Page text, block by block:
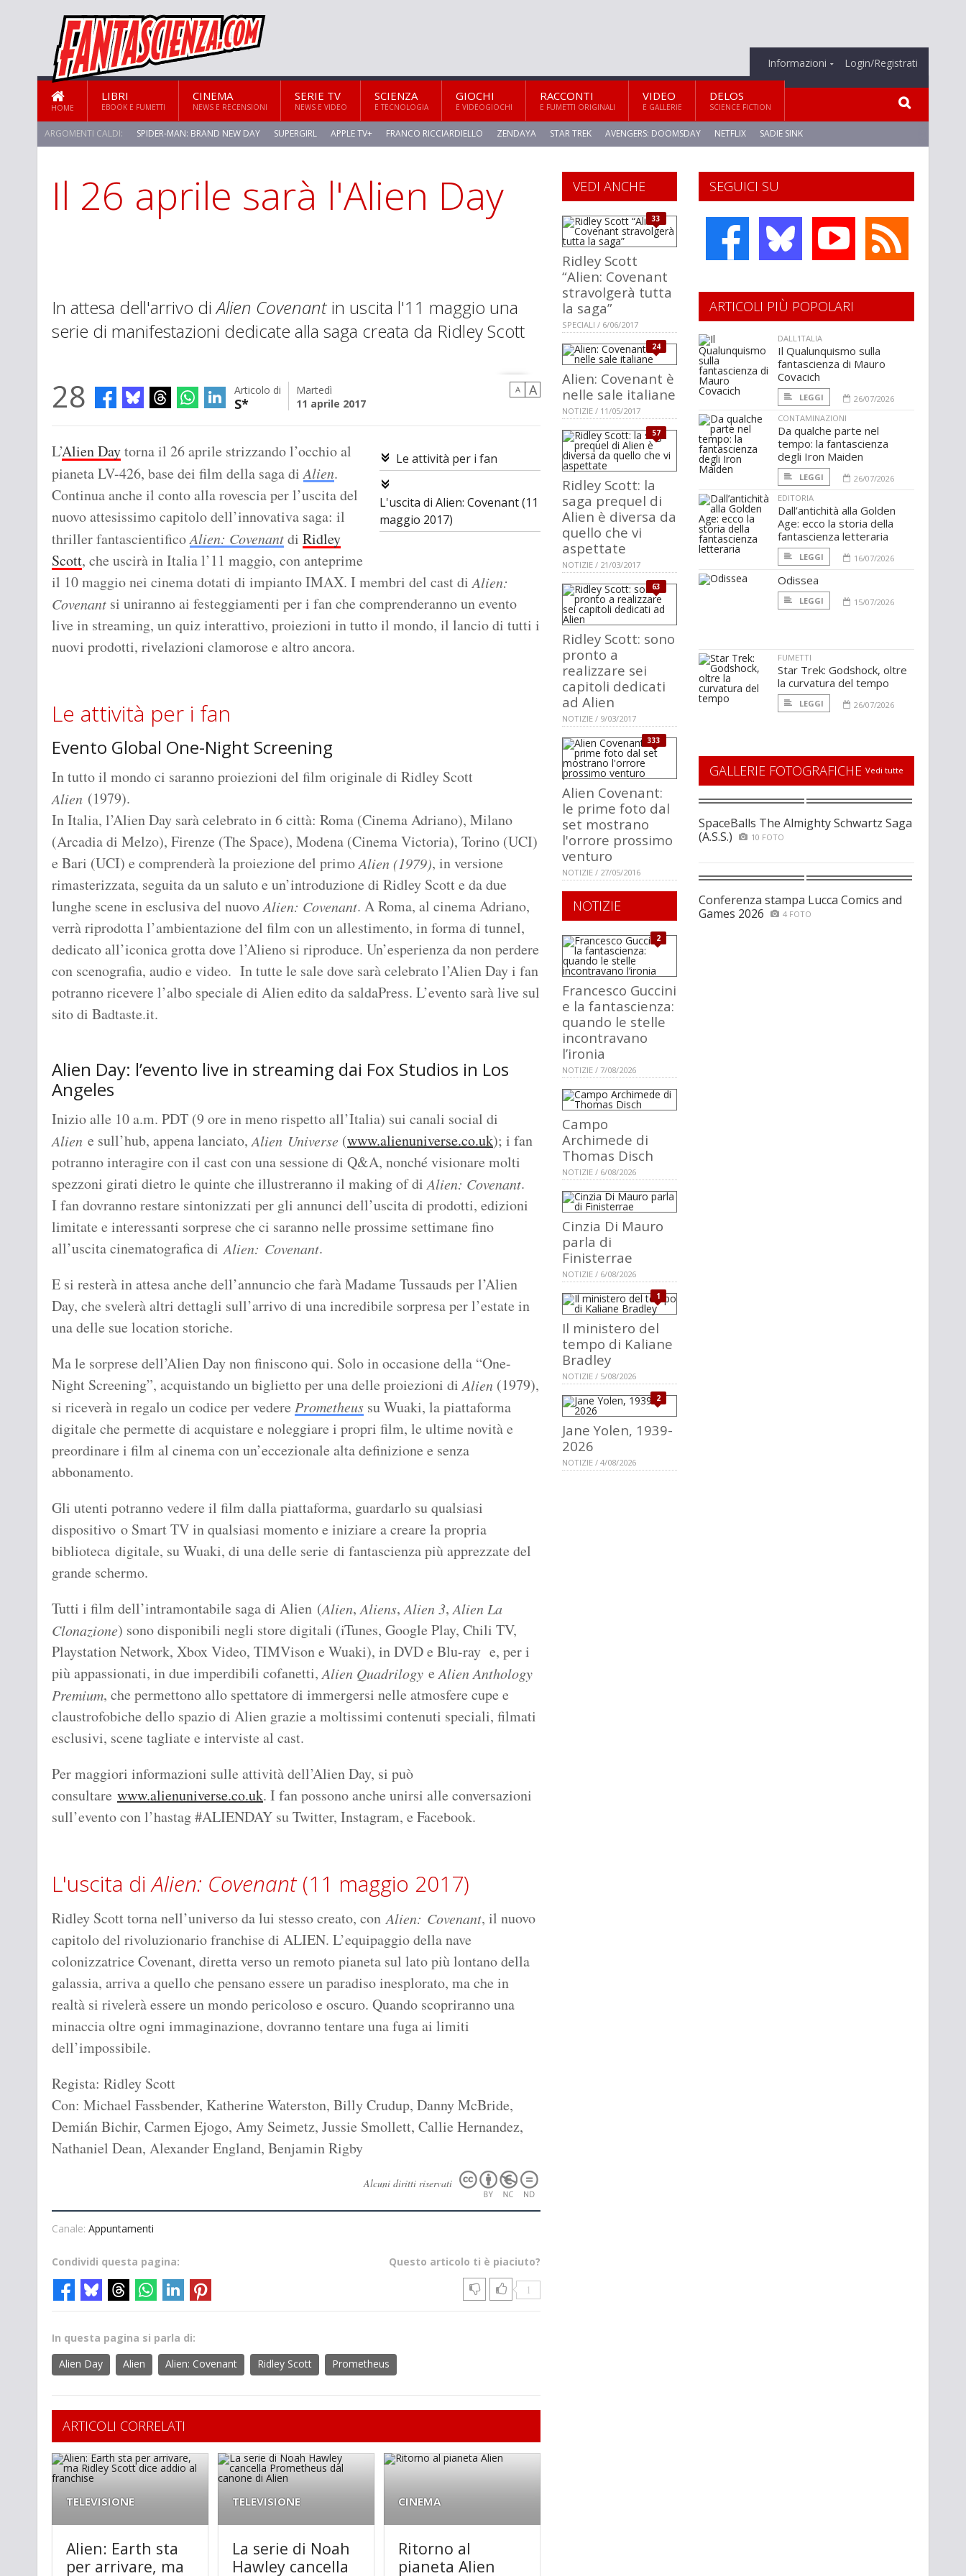
Informazioni Login/Registrati
HOME
LIBRI
EBOOK E FUMETTI
CINEMA
NEWS E RECENSIONI
SERIE TV
NEWS E VIDEO
SCIENZA
E TECNOLOGIA
GIOCHI
E VIDEOGIOCHI
RACCONTI
E FUMETTI ORIGINALI
VIDEO
E GALLERIE
DELOS
SCIENCE FICTION
ARGOMENTI CALDI: SPIDER-MAN: BRAND NEW DAY SUPERGIRL APPLE TV+ FRANCO RICCIARDIELLO ZENDAYA STAR TREK AVENGERS: DOOMSDAY NETFLIX SADIE SINK
STAR TREK: STRANGE NEW WORLDS
Il 26 aprile sarà l'Alien Day
In attesa dell'arrivo diAlien Covenantin uscita l'11 maggio una
serie di manifestazioni dedicate alla saga creata da Ridley Scott
28 Articolo di
S*
Martedì
11 aprile 2017
A A
Le attività per i fan
L'uscita di Alien: Covenant (11
maggio 2017)
L’Alien Daytorna il 26 aprile strizzando l’occhio al
pianeta LV-426, base dei film della saga diAlien.
Continua anche il conto alla rovescia per l’uscita del
nuovo attesissimo capitolo dell’innovativa saga: il
thriller fantascientificoAlien: Covenantdi Ridley
Scott, che uscirà in Italia l’11 maggio, con anteprime
il 10 maggio nei cinema dotati di impianto IMAX. I membri del cast di Alien:
Covenant si uniranno ai festeggiamenti per i fan che comprenderanno un evento
live in streaming, un quiz interattivo, proiezioni in tutto il mondo, il lancio di tutti i
nuovi prodotti, rivelazioni clamorose e altro ancora.
Le attività per i fan
Evento Global One-Night Screening
In tutto il mondo ci saranno proiezioni del film originale di Ridley Scott
Alien (1979).
In Italia, l’Alien Day sarà celebrato in 6 città: Roma (Cinema Adriano), Milano
(Arcadia di Melzo), Firenze (The Space), Modena (Cinema Victoria), Torino (UCI)
e Bari (UCI) e comprenderà la proiezione del primoAlien (1979), in versione
rimasterizzata, seguita da un saluto e un’introduzione di Ridley Scott e da due
lunghe scene in esclusiva del nuovoAlien: Covenant. A Roma, al cinema Adriano,
verrà riprodotta l’ambientazione del film con un allestimento, in forma di tunnel,
dedicato all’iconica grotta dove l’Alieno si riproduce. Un’esperienza da non perdere
con scenografia, audio e video. In tutte le sale dove sarà celebrato l’Alien Day i fan
potranno ricevere l’albo speciale di Alien edito da saldaPress. L’evento sarà live sul
sito di Badtaste.it.
Alien Day: l’evento live in streaming dai Fox Studios in Los
Angeles
Inizio alle 10 a.m. PDT (9 ore in meno rispetto all’Italia) sui canali social di
Alien e sull’hub, appena lanciato, Alien Universe (www.alienuniverse.co.uk); i fan
potranno interagire con il cast con una sessione di Q&A, nonché visionare molti
spezzoni girati dietro le quinte che illustreranno il making of di Alien: Covenant.
I fan dovranno restare sintonizzati per gli annunci dell’uscita di prodotti, edizioni
limitate e interessanti sorprese che ci saranno nelle prossime settimane fino
all’uscita cinematografica di Alien: Covenant.
E si resterà in attesa anche dell’annuncio che farà Madame Tussauds per l’Alien
Day, che svelerà altri dettagli sull’arrivo di una incredibile sorpresa per l’estate in
una delle sue location storiche.
Ma le sorprese dell’Alien Day non finiscono qui. Solo in occasione della “One-
Night Screening”, acquistando un biglietto per una delle proiezioni di Alien (1979),
si riceverà in regalo un codice per vedere Prometheus su Wuaki, la piattaforma
digitale che permette di acquistare e noleggiare i propri film, le ultime novità e
preordinare i film al cinema con un’eccezionale alta definizione e senza
abbonamento.
Gli utenti potranno vedere il film dalla piattaforma, guardarlo su qualsiasi
dispositivo o Smart TV in qualsiasi momento e iniziare a creare la propria
biblioteca digitale, su Wuaki, di una delle serie di fantascienza più apprezzate del
grande schermo.
Tutti i film dell’intramontabile saga di Alien (Alien, Aliens, Alien 3, Alien La
Clonazione) sono disponibili negli store digitali (iTunes, Google Play, Chili TV,
Playstation Network, Xbox Video, TIMVison e Wuaki), in DVD e Blu-ray e, per i
più appassionati, in due imperdibili cofanetti, Alien Quadrilogy e Alien Anthology
Premium, che permettono allo spettatore di immergersi nelle atmosfere cupe e
claustrofobiche dello spazio di Alien grazie a moltissimi contenuti speciali, filmati
esclusivi, scene tagliate e interviste al cast.
Per maggiori informazioni sulle attività dell’Alien Day, si può
consultare www.alienuniverse.co.uk. I fan possono anche unirsi alle conversazioni
sull’evento con l’hastag #ALIENDAY su Twitter, Instagram, e Facebook.
L'uscita diAlien: Covenant(11 maggio 2017)
Ridley Scott torna nell’universo da lui stesso creato, con Alien: Covenant, il nuovo
capitolo del rivoluzionario franchise di ALIEN. L’equipaggio della nave
colonizzatrice Covenant, diretta verso un remoto pianeta sul lato più lontano della
galassia, arriva a quello che pensano essere un paradiso inesplorato, ma che in
realtà si rivelerà essere un mondo pericoloso e oscuro. Quando scopriranno una
minaccia oltre ogni immaginazione, dovranno tentare una fuga ai limiti
dell’impossibile.
Regista: Ridley Scott
Con: Michael Fassbender, Katherine Waterston, Billy Crudup, Danny McBride,
Demián Bichir, Carmen Ejogo, Amy Seimetz, Jussie Smollett, Callie Hernandez,
Nathaniel Dean, Alexander England, Benjamin Rigby
Alcuni diritti riservati
Canale: Appuntamenti
Questo articolo ti è piaciuto?
1
Condividi questa pagina:
In questa pagina si parla di:
Alien Day
Alien Alien: Covenant Ridley Scott Prometheus
ARTICOLI CORRELATI
TELEVISIONE
Alien: Earth sta
per arrivare, ma
TELEVISIONE
La serie di Noah
Hawley cancella
CINEMA
Ritorno al
pianeta Alien
SEGUICI SU
VEDI ANCHE
33
Ridley Scott
“Alien: Covenant
stravolgerà tutta
la saga”
SPECIALI / 6/06/2017
24
Alien: Covenant è
nelle sale italiane
NOTIZIE / 11/05/2017
57
Ridley Scott: la
saga prequel di
Alien è diversa da
quello che vi
aspettate
NOTIZIE / 21/03/2017
63
Ridley Scott: sono
pronto a
realizzare sei
capitoli dedicati
ad Alien
NOTIZIE / 9/03/2017
333
Alien Covenant:
le prime foto dal
set mostrano
l'orrore prossimo
venturo
NOTIZIE / 27/05/2016
NOTIZIE
2
Francesco Guccini
e la fantascienza:
quando le stelle
incontravano
l’ironia
NOTIZIE / 7/08/2026
Campo
Archimede di
Thomas Disch
NOTIZIE / 6/08/2026
Cinzia Di Mauro
parla di
Finisterrae
NOTIZIE / 6/08/2026
1
Il ministero del
tempo di Kaliane
Bradley
NOTIZIE / 5/08/2026
2
Jane Yolen, 1939-
2026
NOTIZIE / 4/08/2026
ARTICOLI PIÙ POPOLARI
DALL'ITALIA
Il Qualunquismo sulla
fantascienza di Mauro
Covacich
LEGGI
26/07/2026
CONTAMINAZIONI
Da qualche parte nel
tempo: la fantascienza
degli Iron Maiden
LEGGI
26/07/2026
EDITORIA
Dall’antichità alla Golden
Age: ecco la storia della
fantascienza letteraria
LEGGI 16/07/2026
Odissea
LEGGI 15/07/2026
FUMETTI
Star Trek: Godshock, oltre
la curvatura del tempo
LEGGI 26/07/2026
GALLERIE FOTOGRAFICHE Vedi tutte
SpaceBalls The Almighty Schwartz Saga
(A.S.S.)
10 FOTO
Conferenza stampa Lucca Comics and
Games 2026
4 FOTO